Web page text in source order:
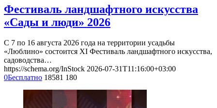
Фестиваль ландшафтного искусства
«Сады и люди» 2026
С 7 по 16 августа 2026 года на территории усадьбы
«Люблино» состоится XI Фестиваль ландшафтного искусства,
садоводства…
https://schema.org/InStock 2026-07-31T11:16:00+03:00
0Бесплатно 18581 180